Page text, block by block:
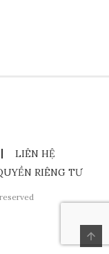
LIÊN HỆ
RIÊNG TƯ